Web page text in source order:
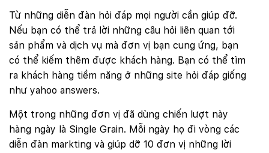
Từ những diễn đàn hỏi đáp mọi người cần giúp đỡ.
Nếu bạn có thể trả lời những câu hỏi liên quan tới
sản phẩm và dịch vụ mà đơn vị bạn cung ứng, bạn
có thể kiếm thêm được khách hàng. Bạn có thể tìm
ra khách hàng tiềm năng ở những site hỏi đáp giống
như yahoo answers.
Một trong những đơn vị đã dùng chiến lượt này
hàng ngày là Single Grain. Mỗi ngày họ đi vòng các
diễn đàn markting và giúp dỡ 10 đơn vị những lời